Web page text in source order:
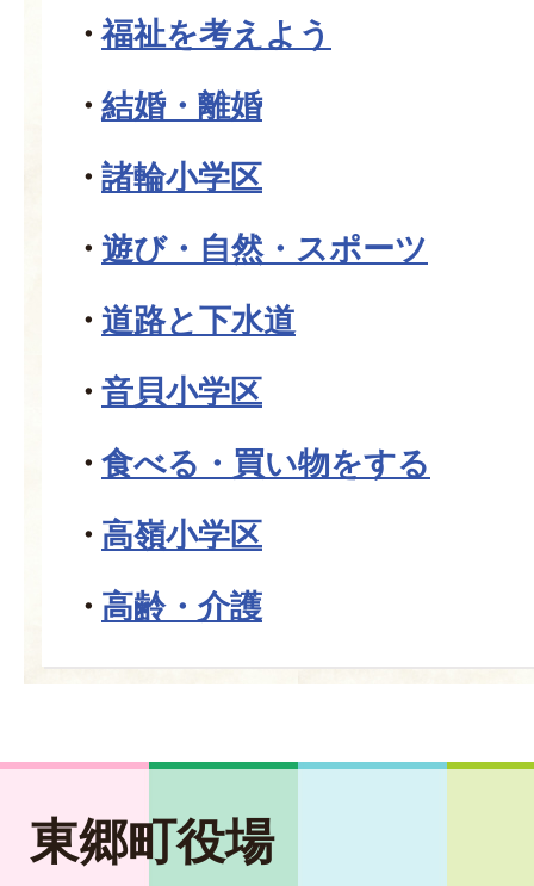
福祉を考えよう
結婚・離婚
諸輪小学区
遊び・自然・スポーツ
道路と下水道
音貝小学区
食べる・買い物をする
高嶺小学区
高齢・介護
東郷町役場